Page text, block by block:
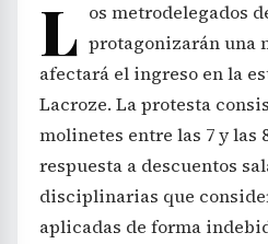
L os metrodelegados
protagonizarán una
afectará el ingreso en la
Lacroze. La protesta
molinetes entre las 7 y las
respuesta a descuentos
disciplinarias que
aplicadas de forma